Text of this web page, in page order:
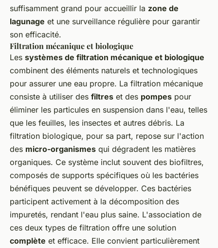
suffisamment grand pour accueillir la zone de
lagunage et une surveillance régulière pour garantir
son efficacité.
Filtration mécanique et biologique
Les systèmes de filtration mécanique et biologique
combinent des éléments naturels et technologiques
pour assurer une eau propre. La filtration mécanique
consiste à utiliser des filtres et des pompes pour
éliminer les particules en suspension dans l'eau, telles
que les feuilles, les insectes et autres débris. La
filtration biologique, pour sa part, repose sur l'action
des micro-organismes qui dégradent les matières
organiques. Ce système inclut souvent des biofiltres,
composés de supports spécifiques où les bactéries
bénéfiques peuvent se développer. Ces bactéries
participent activement à la décomposition des
impuretés, rendant l'eau plus saine. L'association de
ces deux types de filtration offre une solution
complète et efficace. Elle convient particulièrement